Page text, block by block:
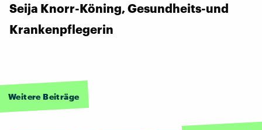
Seija Knorr-Köning, Gesundheits-und
Krankenpflegerin
Weitere Beiträge